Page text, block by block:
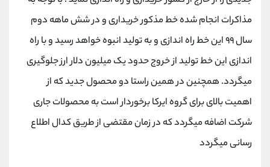
مذاکرات انجام شده خط مذکور خریداری و در شش ماهه دوم
سال ۹۹ این خط راه اندازی و به تولید انبوه خواهد رسید و با راه
اندازی این خط تولید از خروج حدود یک میلیون دلار ارز جلوگیری
میگردد. همچنین در همین راستا دو محصول جدید که از
اهمیت بالای برای گروه ایرکا برخوردار است به محصولات جاری
شرکت اضافه میگردد که در زمان مقتضی از طریق کدال اطلاع
رسانی میگردد